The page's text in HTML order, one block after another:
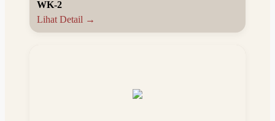
WK-2
Lihat Detail →